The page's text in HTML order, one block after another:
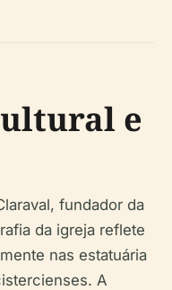
e
fundador da
da igreja reflete
nas estatuária
A